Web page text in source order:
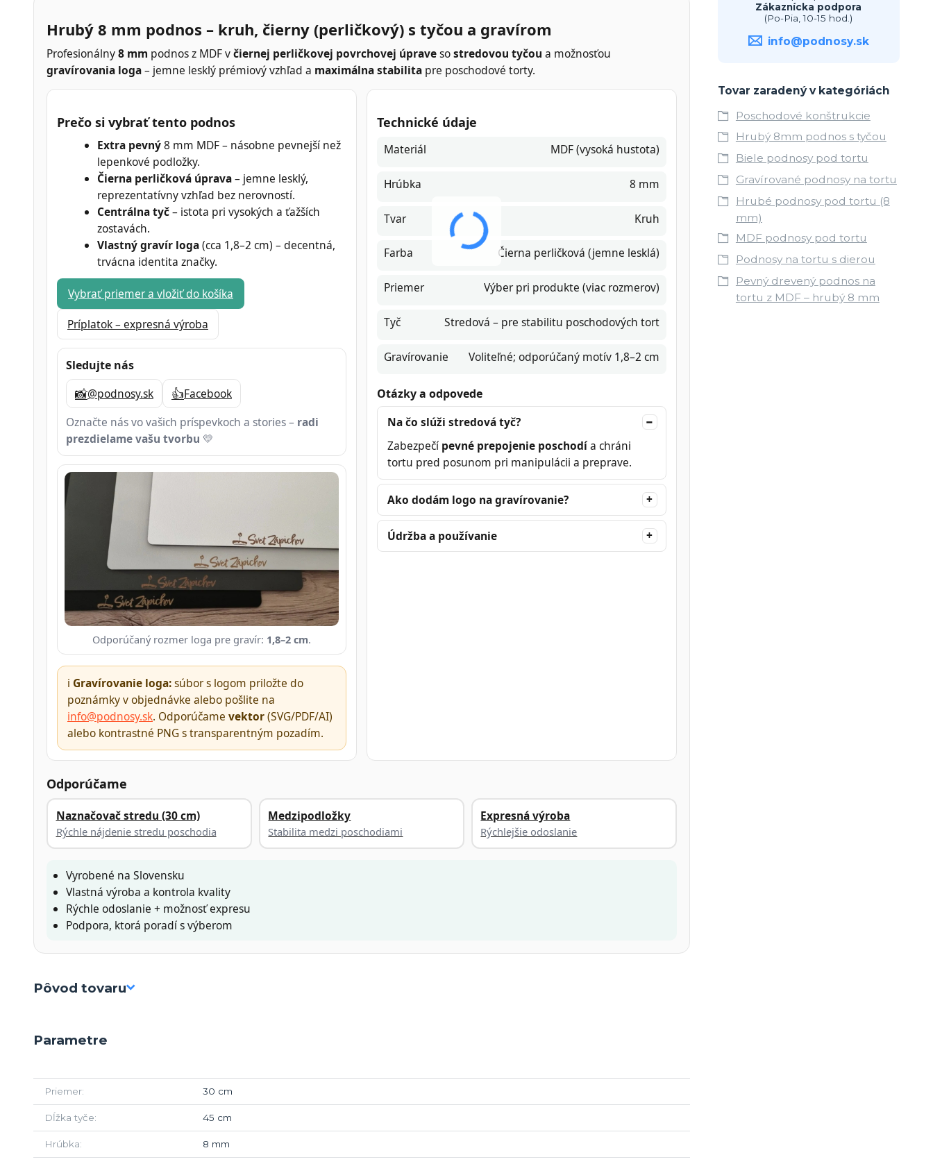
Hrubý 8 mm podnos – kruh, čierny (perličkový) s tyčou a gravírom
Profesionálny8 mm podnos z MDF včiernej perličkovej povrchovej úpravesostredovou tyčou a možnosťou
gravírovania loga– jemne lesklý prémiový vzhľad a maximálna stabilita pre poschodové torty.
Prečo si vybrať tento podnos
Extra pevný8 mm MDF – násobne pevnejší než
lepenkové podložky.
Čierna perličková úprava– jemne lesklý,
reprezentatívny vzhľad bez nerovností.
Centrálna tyč– istota pri vysokých a ťažších
zostavách.
Vlastný gravír loga(cca 1,8–2 cm) – decentná,
trvácna identita značky.
Vybrať priemer a vložiť do košíka
Príplatok – expresná výroba
Sledujte nás
📸@podnosy.sk 👍Facebook
Označte nás vo vašich príspevkoch a stories – radi
prezdielame vašu tvorbu 💛
Odporúčaný rozmer loga pre gravír: 1,8–2 cm.
ℹ️ Gravírovanie loga:súbor s logom priložte do
poznámky v objednávke alebo pošlite na
info@podnosy.sk. Odporúčame vektor(SVG/PDF/AI)
alebo kontrastné PNG s transparentným pozadím.
Technické údaje
Materiál MDF (vysoká hustota)
Hrúbka 8 mm
Tvar Kruh
Farba Čierna perličková (jemne lesklá)
Priemer Výber pri produkte (viac rozmerov)
Tyč Stredová – pre stabilitu poschodových tort
Gravírovanie Voliteľné; odporúčaný motív 1,8–2 cm
Otázky a odpovede
Na čo slúži stredová tyč?
Zabezpečí pevné prepojenie poschodía chráni
tortu pred posunom pri manipulácii a preprave.
Ako dodám logo na gravírovanie?
Údržba a používanie
Odporúčame
Naznačovač stredu (30 cm)
Rýchle nájdenie stredu poschodia
Medzipodložky
Stabilita medzi poschodiami
Expresná výroba
Rýchlejšie odoslanie
Vyrobené na Slovensku
Vlastná výroba a kontrola kvality
Rýchle odoslanie + možnosť expresu
Podpora, ktorá poradí s výberom
Pôvod tovaru
Parametre
Priemer 30 cm
Dĺžka tyče 45 cm
Hrúbka 8 mm
Zákaznícka podpora
(Po-Pia, 10-15 hod.)
info@podnosy.sk
Tovar zaradený v kategóriách
Poschodové konštrukcie
Hrubý 8mm podnos s tyčou
Biele podnosy pod tortu
Gravírované podnosy na tortu
Hrubé podnosy pod tortu (8
mm)
MDF podnosy pod tortu
Podnosy na tortu s dierou
Pevný drevený podnos na
tortu z MDF – hrubý 8 mm